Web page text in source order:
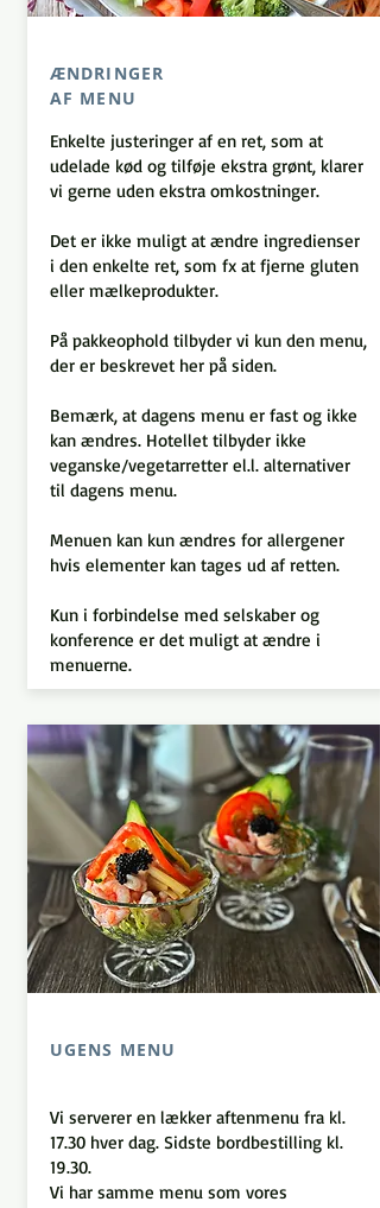
ÆNDRINGER
AF MENU
​​​Enkelte justeringer af en ret, som at
udelade kød og tilføje ekstra grønt, klarer
vi gerne uden ekstra omkostninger.
Det er ikke muligt at ændre ingredienser
i den enkelte ret, som fx at fjerne gluten
eller mælkeprodukter.
På pakkeophold tilbyder vi kun den menu,
der er beskrevet her på siden.
Bemærk, at dagens menu er fast og ikke
kan ændres. Hotellet tilbyder ikke
veganske/vegetarretter el.l. alternativer
til dagens menu.
Menuen kan kun ændres for allergener
hvis elementer kan tages ud af retten.
Kun i forbindelse med selskaber og
konference er det muligt at ændre i
menuerne.
UGENS MENU
​Vi serverer en lækker aftenmenu fra kl.
17.30 hver dag. Sidste bordbestilling kl.
19.30.
​Vi har samme menu som vores